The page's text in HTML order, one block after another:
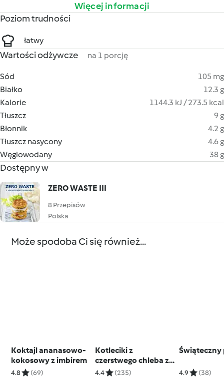
Więcej informacji
Poziom trudności
łatwy
Wartości odżywcze na 1 porcję
Sód
105 mg
Białko
12.3 g
Kalorie
1144.3 kJ / 273.5 kcal
Tłuszcz
9 g
Błonnik
4.2 g
Tłuszcz nasycony
4.6 g
Węglowodany
38 g
Dostępny w
ZERO WASTE III
8 Przepisów
Polska
Może spodoba Ci się również...
Koktajl ananasowo-
kokosowy z imbirem
4.8 (69)
Kotleciki z
czerstwego chleba z
serem i ziołami
4.4 (235)
Świąteczny
4.9 (38)